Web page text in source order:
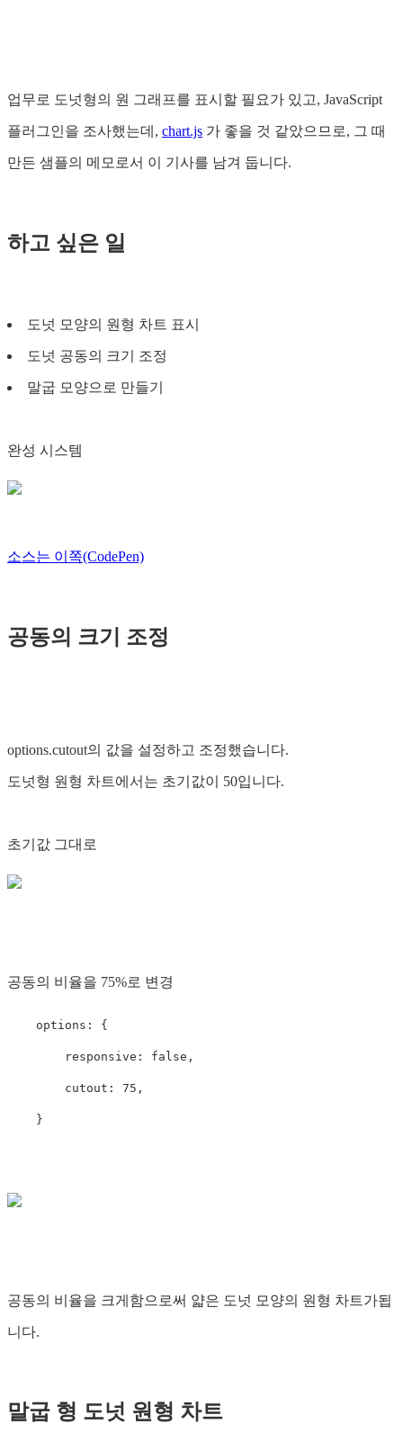
업무로 도넛형의 원 그래프를 표시할 필요가 있고, JavaScript
플러그인을 조사했는데, chart.js 가 좋을 것 같았으므로, 그 때
만든 샘플의 메모로서 이 기사를 남겨 둡니다.
하고 싶은 일
도넛 모양의 원형 차트 표시
도넛 공동의 크기 조정
말굽 모양으로 만들기
완성 시스템
소스는 이쪽(CodePen)
공동의 크기 조정
options.cutout의 값을 설정하고 조정했습니다.
도넛형 원형 차트에서는 초기값이 50입니다.
초기값 그대로
공동의 비율을 75%로 변경
    options: {
        responsive: false,
        cutout: 75,
공동의 비율을 크게함으로써 얇은 도넛 모양의 원형 차트가됩
니다.
말굽 형 도넛 원형 차트